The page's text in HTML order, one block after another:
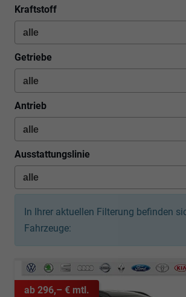
Kraftstoff
Getriebe
Antrieb
Ausstattungslinie
In Ihrer aktuellen Filterung befinden
Fahrzeuge:
ab 296,– € mtl.